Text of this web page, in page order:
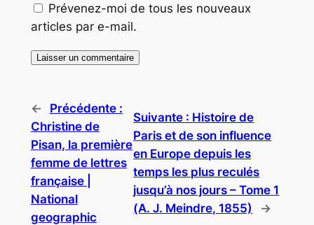
Prévenez-moi de tous les nouveaux
articles par e-mail.
←
Précédente :
Christine de
Pisan, la première
femme de lettres
française |
National
geographic
Suivante : Histoire de
Paris et de son influence
en Europe depuis les
temps les plus reculés
jusqu’à nos jours – Tome 1
(A. J. Meindre, 1855)
→